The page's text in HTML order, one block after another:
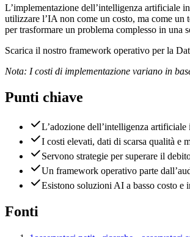
L’implementazione dell’intelligenza artificiale
utilizzare l’IA non come un costo, ma come
per trasformare un problema complesso in una
Scarica il nostro framework operativo per la
Nota: I costi di implementazione variano in
Punti chiave
L’adozione dell’intelligenza
I costi elevati, dati di scarsa qualità e
Servono strategie per superare il
Un framework operativo parte
Esistono soluzioni AI a basso costo e
Fonti